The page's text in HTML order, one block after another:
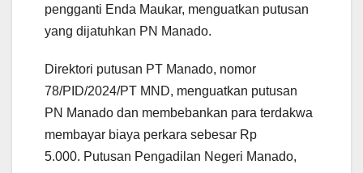
pengganti Enda Maukar, menguatkan putusan
yang dijatuhkan PN Manado.
Direktori putusan PT Manado, nomor
78/PID/2024/PT MND, menguatkan putusan
PN Manado dan membebankan para terdakwa
membayar biaya perkara sebesar Rp
5.000. Putusan Pengadilan Negeri Manado,